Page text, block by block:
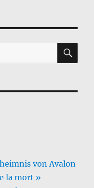
von Avalon
la mort »